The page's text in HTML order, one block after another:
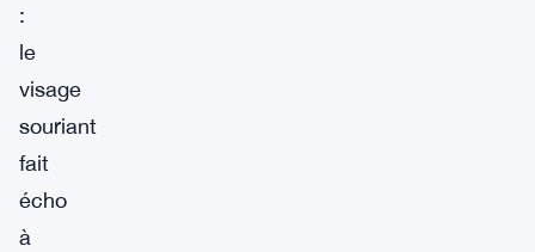
:
le
visage
souriant
fait
écho
à